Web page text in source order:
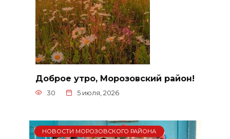
Доброе утро, Морозовский район!
30 5 июля, 2026
НОВОСТИ МОРОЗОВСКОГО РАЙОНА